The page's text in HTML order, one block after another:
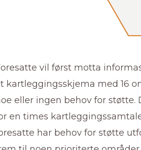
vil først motta
kartleggingsskjema med 16
eller ingen behov for
en times
har behov for støtte